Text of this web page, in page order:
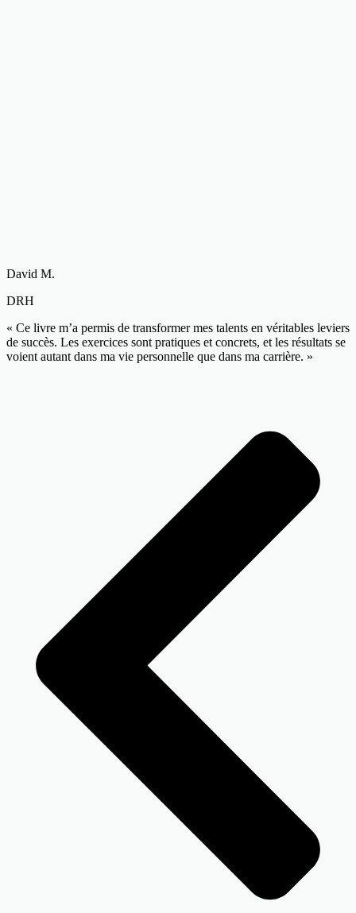
David M.
DRH
« Ce livre m’a permis de transformer mes talents en véritables leviers
de succès. Les exercices sont pratiques et concrets, et les résultats se
voient autant dans ma vie personnelle que dans ma carrière. »